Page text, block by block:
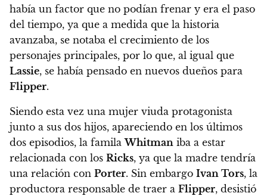
había un factor que no podían frenar y era el paso
del tiempo, ya que a medida que la historia
avanzaba, se notaba el crecimiento de los
personajes principales, por lo que, al igual que
Lassie, se había pensado en nuevos dueños para
Flipper.
Siendo esta vez una mujer viuda protagonista
junto a sus dos hijos, apareciendo en los últimos
dos episodios, la familaWhitman iba a estar
relacionada con los Ricks, ya que la madre tendría
una relación con Porter. Sin embargo Ivan Tors, la
productora responsable de traer a Flipper, desistió